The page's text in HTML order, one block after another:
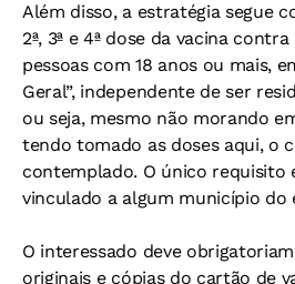
Além disso, a estratégia segue
2ª, 3ª e 4ª dose da vacina
pessoas com 18 anos ou mais,
Geral”, independente de ser
ou seja, mesmo não morando
tendo tomado as doses aqui, o
contemplado. O único requisito
vinculado a algum município do
O interessado deve
originais e cópias do cartão de